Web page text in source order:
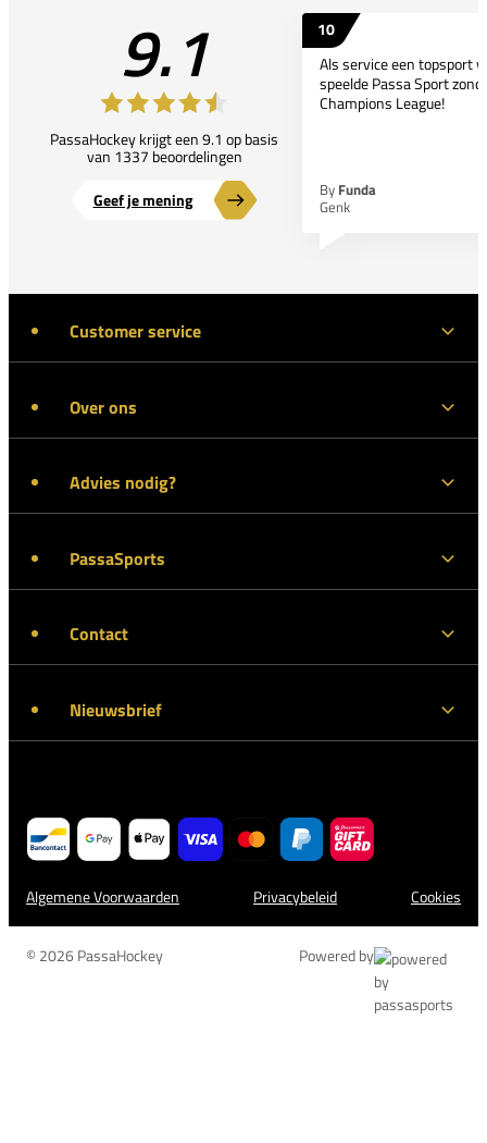
9.1
PassaHockey krijgt een 9.1 op basis
van 1337 beoordelingen
Geef je mening
10
Als service een topsport
speelde Passa Sport
Champions League!
By Funda
Genk
Customer service
Over ons
Advies nodig?
PassaSports
Contact
Nieuwsbrief
Algemene Voorwaarden Privacybeleid Cookies
© 2026 PassaHockey Powered by